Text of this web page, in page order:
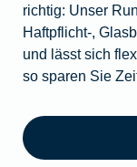
richtig: Unser
Haftpflicht-,
und lässt sich
so sparen Sie